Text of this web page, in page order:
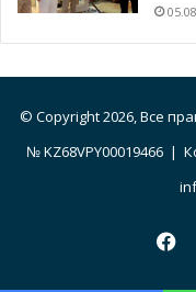
© Copyright 2026, Все
№ KZ68VPY00019466 |